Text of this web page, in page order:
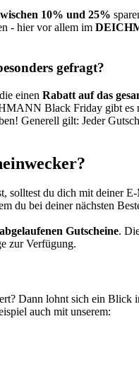
10% und 25%
- hier vor allem im
gefragt?
einen Rabatt auf das
Black Friday gibt es
Generell gilt: Jeder
solltest du dich mit deiner
bei deiner nächsten
abgelaufenen Gutscheine.
zur Verfügung.
Dann lohnt sich ein Blick
auch mit unserem: